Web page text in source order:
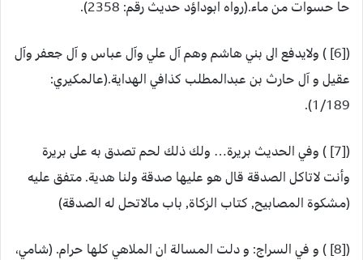
حا حسوات من ماء.(رواه ابوداؤد حديث رقم: 2358).
([6] ) ولايدفع الى بني هاشم وهم آل علي وآل عباس و آل جعفر وآل
عقيل و آل حارث بن عبدالمطلب كذافي الهداية.(عالمكيري:
1/189).
([7] ) وفي الحديث بريرة… ولك ذلك لحم تصدق به على بريرة
وأنت لاتاكل الصدقة قال هو عليها صدقة ولنا هدية. متفق عليه
(مشكوة المصابيح, كتاب الزكاة, باب مالاتحل له الصدقة)
([8] ) و في السراج: و دلت المسالة ان الملاهي كلها حرام. (شامي،